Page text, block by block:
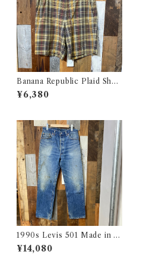
Banana Republic Plaid Shor
ts / バナナリパブリック マド
ラス チェック ショートパンツ
¥6,380
1990s Levis 501 Made in U
SA 実寸 w34 L31 / リーバイ
ス デニム パンツ アメリカ製
¥14,080